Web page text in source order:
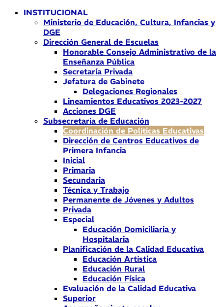
INSTITUCIONAL
Ministerio de Educación, Cultura, Infancias y
DGE
Dirección General de Escuelas
Honorable Consejo Administrativo de la
Enseñanza Pública
Secretaría Privada
Jefatura de Gabinete
Delegaciones Regionales
Lineamientos Educativos 2023-2027
Acciones DGE
Subsecretaría de Educación
Coordinación de Políticas Educativas
Dirección de Centros Educativos de
Primera Infancia
Inicial
Primaria
Secundaria
Técnica y Trabajo
Permanente de Jóvenes y Adultos
Privada
Especial
Educación Domiciliaria y
Hospitalaria
Planificación de la Calidad Educativa
Educación Artística
Educación Rural
Educación Física
Evaluación de la Calidad Educativa
Superior